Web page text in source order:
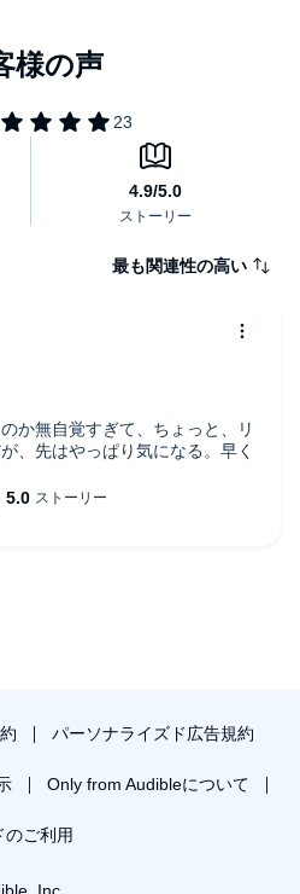
最も関連性の高い
か無自覚すぎて、ちょっと、リ
、先はやっぱり気になる。早く
パーソナライズド広告規約
Only from Audibleについて
のご利用